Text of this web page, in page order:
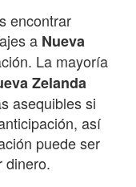
encontrar
a Nueva
La mayoría
Zelanda
asequibles si
así
puede ser
dinero.